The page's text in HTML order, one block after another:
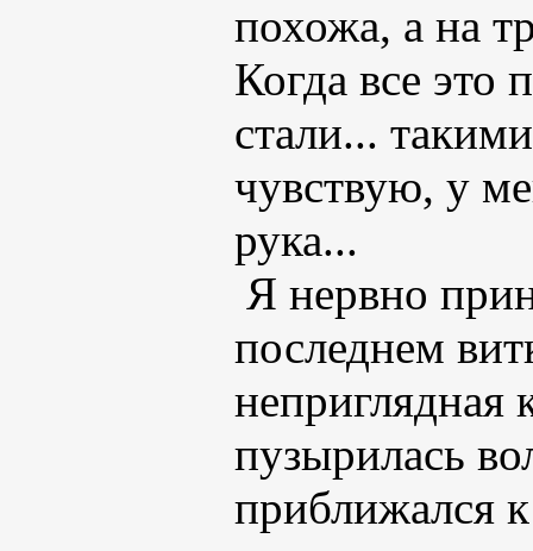
похожа, а на
Когда все это
стали...
чувствую, у
рука...
Я нервно
последнем
неприглядная
пузырилась
приближался